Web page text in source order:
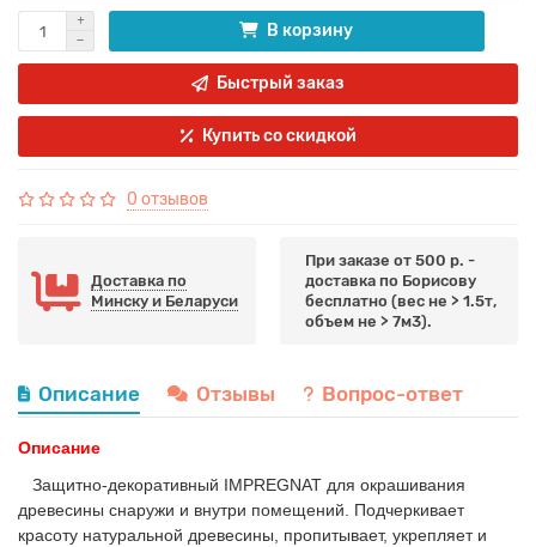
В корзину
Быстрый заказ
Купить со скидкой
0 отзывов
Доставка по
Минску и Беларуси
При заказе от 500 р. -
доставка по Борисову
бесплатно (вес не > 1.5т,
объем не > 7м3).
Описание Отзывы Вопрос-ответ
Описание
Защитно-декоративный IMPREGNAT для окрашивания
древесины снаружи и внутри помещений. Подчеркивает
красоту натуральной древесины, пропитывает, укрепляет и